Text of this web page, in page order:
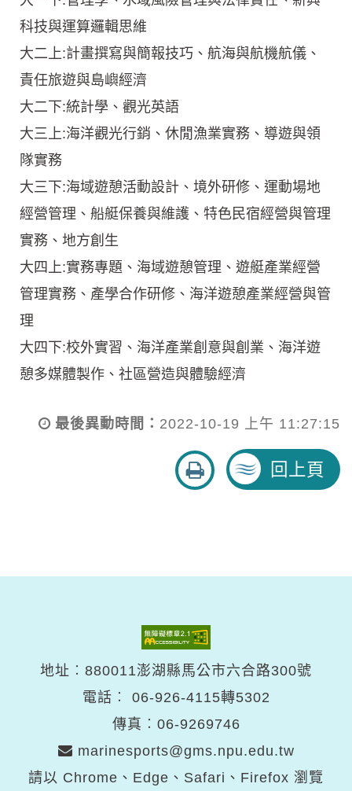
科技與運算邏輯思維
大二上:計畫撰寫與簡報技巧、航海與航機航儀、
責任旅遊與島嶼經濟
大二下:統計學、觀光英語
大三上:海洋觀光行銷、休閒漁業實務、導遊與領
隊實務
大三下:海域遊憩活動設計、境外研修、運動場地
經營管理、船艇保養與維護、特色民宿經營與管理
實務、地方創生
大四上:實務專題、海域遊憩管理、遊艇產業經營
管理實務、產學合作研修、海洋遊憩產業經營與管
理
大四下:校外實習、海洋產業創意與創業、海洋遊
憩多媒體製作、社區營造與體驗經濟
最後異動時間： 2022-10-19 上午 11:27:15
友
善
回上頁
地址︰880011澎湖縣馬公市六合路300號
電話︰ 06-926-4115轉5302
傳真︰06-9269746
marinesports@gms.npu.edu.tw
請以 Chrome、Edge、Safari、Firefox 瀏覽